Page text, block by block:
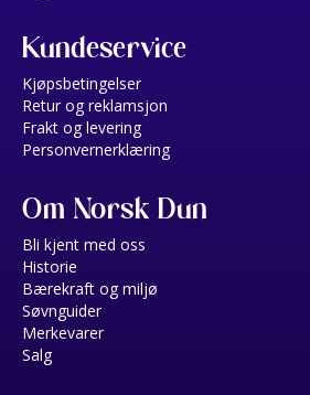
Kundeservice
Kjøpsbetingelser
Retur og reklamsjon
Frakt og levering
Personvernerklæring
Om Norsk Dun
Bli kjent med oss
Historie
Bærekraft og miljø
Søvnguider
Merkevarer
Salg